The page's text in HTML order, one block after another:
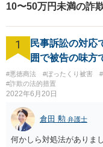
10〜50万円未満の詐
1
民事訴訟の対応
囲で被告の味方
#悪徳商法 #ぼったくり被害
#詐欺の法的措置
2022年6月20日
倉田 勲 弁護士
何かしら対処法がありま